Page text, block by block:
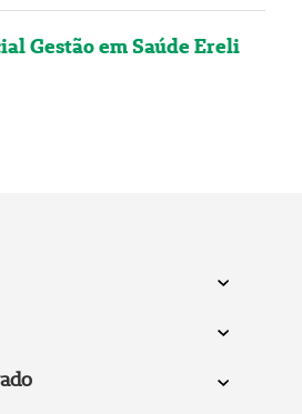
Gestão em Saúde Ereli